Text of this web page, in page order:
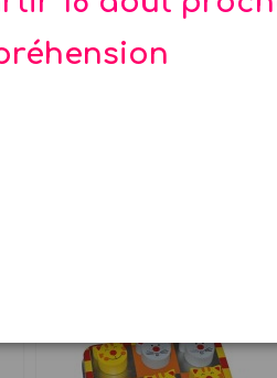
mauve, fuchsia, rouge,